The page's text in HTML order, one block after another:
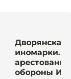
Дворянская
иномарки.
обороны